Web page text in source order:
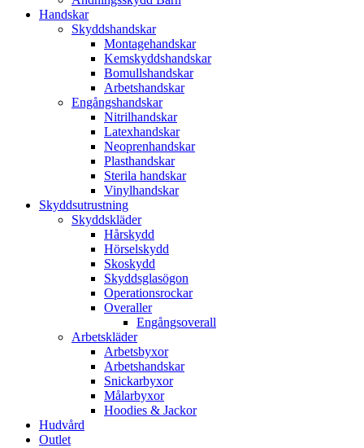
Handskar
Skyddshandskar
Montagehandskar
Kemskyddshandskar
Bomullshandskar
Arbetshandskar
Engångshandskar
Nitrilhandskar
Latexhandskar
Neoprenhandskar
Plasthandskar
Sterila handskar
Vinylhandskar
Skyddsutrustning
Skyddskläder
Hårskydd
Hörselskydd
Skoskydd
Skyddsglasögon
Operationsrockar
Overaller
Engångsoverall
Arbetskläder
Arbetsbyxor
Arbetshandskar
Snickarbyxor
Målarbyxor
Hoodies & Jackor
Hudvård
Outlet